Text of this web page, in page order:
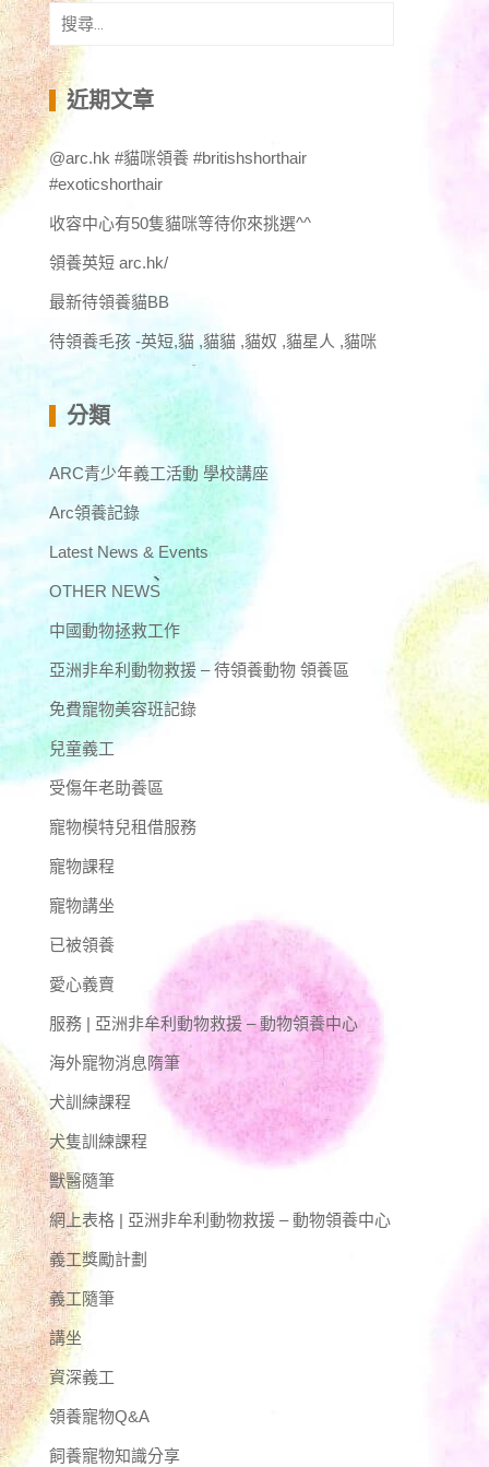
搜
尋
關
鍵
字:
近期文章
@arc.hk #貓咪領養 #britishshorthair
#exoticshorthair
收容中心有50隻貓咪等待你來挑選^^
領養英短 arc.hk/
最新待領養貓BB
待領養毛孩 -英短,貓 ,貓貓 ,貓奴 ,貓星人 ,貓咪
分類
ARC青少年義工活動 學校講座
Arc領養記錄
Latest News & Events
OTHER NEWS
中國動物拯救工作
亞洲非牟利動物救援 – 待領養動物 領養區
免費寵物美容班記錄
兒童義工
受傷年老助養區
寵物模特兒租借服務
寵物課程
寵物講坐
已被領養
愛心義賣
服務 | 亞洲非牟利動物救援 – 動物領養中心
海外寵物消息隋筆
犬訓練課程
犬隻訓練課程
獸醫隨筆
網上表格 | 亞洲非牟利動物救援 – 動物領養中心
義工獎勵計劃
義工隨筆
講坐
資深義工
領養寵物Q&A
飼養寵物知識分享